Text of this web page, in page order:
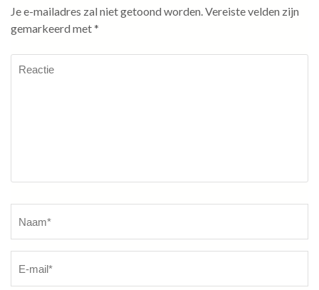
Je e-mailadres zal niet getoond worden.Vereiste velden zijn
gemarkeerd met*